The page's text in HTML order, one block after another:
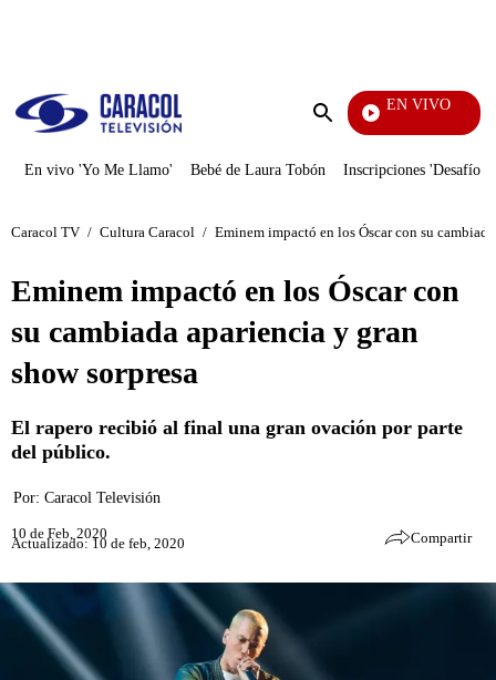
Enviar
EN VIVO
Noches
En vivo 'Yo Me Llamo' Bebé de Laura Tobón Inscripciones 'Desafío'
Caracol TV / Cultura Caracol / Eminem impactó en los Óscar con su
Eminem impactó en los Óscar con
su cambiada apariencia y gran
show sorpresa
El rapero recibió al final una gran ovación por parte
del público.
Por: Caracol Televisión
10 de Feb, 2020
Actualizado: 10 de feb, 2020 Compartir